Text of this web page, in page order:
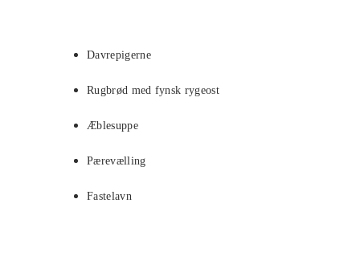
Davrepigerne
Rugbrød med fynsk rygeost
Æblesuppe
Pærevælling
Fastelavn